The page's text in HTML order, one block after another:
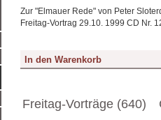
Zur "Elmauer Rede" von Peter
Freitag-Vortrag 29.10. 1999 CD Nr.
Freitag-Vorträge (640)